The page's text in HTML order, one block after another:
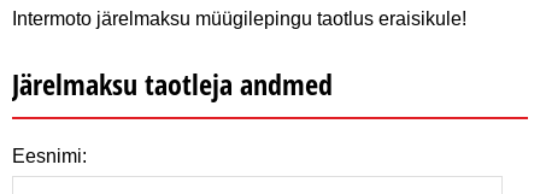
Intermoto järelmaksu müügilepingu taotlus eraisikule!
Järelmaksu taotleja andmed
Eesnimi: